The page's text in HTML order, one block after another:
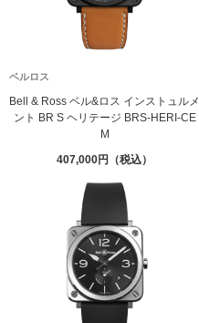
ベルロス
Bell & Ross ベル&ロス インストュルメ
ント BR S ヘリテージ BRS-HERI-CE
M
407,000